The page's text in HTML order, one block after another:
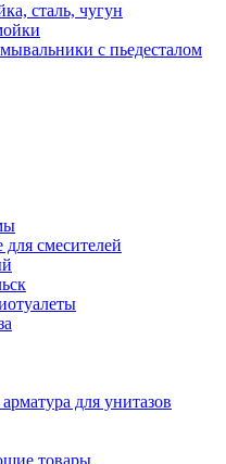
сталь, чугун
с пьедесталом
смесителей
для унитазов
товары